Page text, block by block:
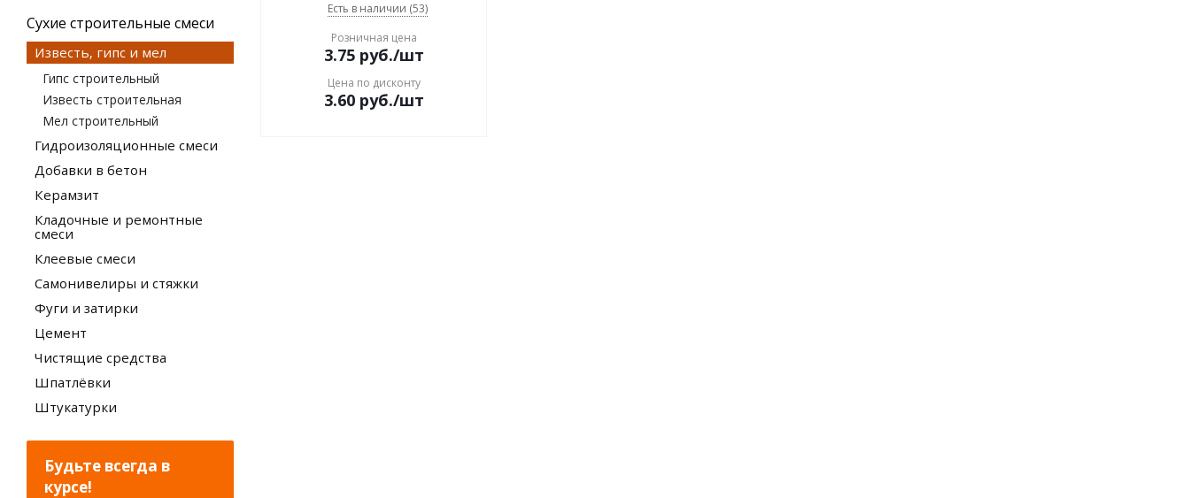
Есть в наличии (53)
Розничная цена
3.75 руб./шт
Цена по дисконту
3.60 руб./шт
Сухие строительные смеси
Известь, гипс и мел
Гипс строительный
Известь строительная
Мел строительный
Гидроизоляционные смеси
Добавки в бетон
Керамзит
Кладочные и ремонтные
смеси
Клеевые смеси
Самонивелиры и стяжки
Фуги и затирки
Цемент
Чистящие средства
Шпатлёвки
Штукатурки
Будьте всегда в
курсе!